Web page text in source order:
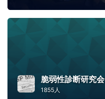
脆弱性診断研究会
1855人